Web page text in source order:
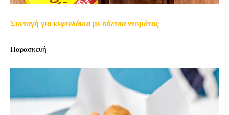
Συνταγή για κεφτεδάκια με σάλτσα ντομάτας
Παρασκευή